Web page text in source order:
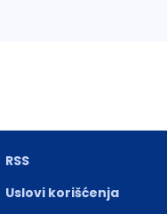
RSS
Uslovi korišćenja